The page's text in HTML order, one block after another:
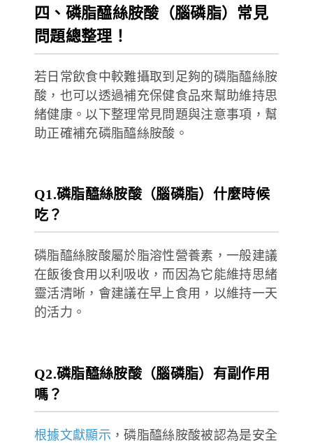
四、磷脂醯絲胺酸（腦磷脂）常見
問題總整理！
若日常飲食中較難攝取到足夠的磷脂醯絲胺
酸，也可以透過補充保健食品來幫助維持思
緒健康。以下整理常見問題與注意事項，幫
助正確補充磷脂醯絲胺酸。
Q1.磷脂醯絲胺酸（腦磷脂）什麼時候
吃？
磷脂醯絲胺酸屬於脂溶性營養素，一般建議
在飯後食用以利吸收，而因為它能維持思緒
靈活清晰，會建議在早上食用，以維持一天
的活力。
Q2.磷脂醯絲胺酸（腦磷脂）有副作用
嗎？
根據文獻顯示 ，磷脂醯絲胺酸被認為是安全